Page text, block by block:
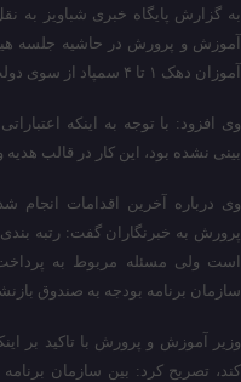
به گزارش پایگاه خبری شباویز به
آموزش و پرورش در حاشیه جلسه
آموزان دهک ۱ تا ۴ سمپاد از سوی دولت انجام می شود.
وی افزود: با توجه به اینکه
بینی نشده بود، این کار در قالب
وی درباره آخرین اقدامات انجام
پرورش به خبرنگاران گفت: رتبه
است ولی مسئله مربوط به
سازمان برنامه بودجه به صندوق
وزیر آموزش و پرورش با تاکید بر
کند،‌ تصریح کرد: بین سازمان